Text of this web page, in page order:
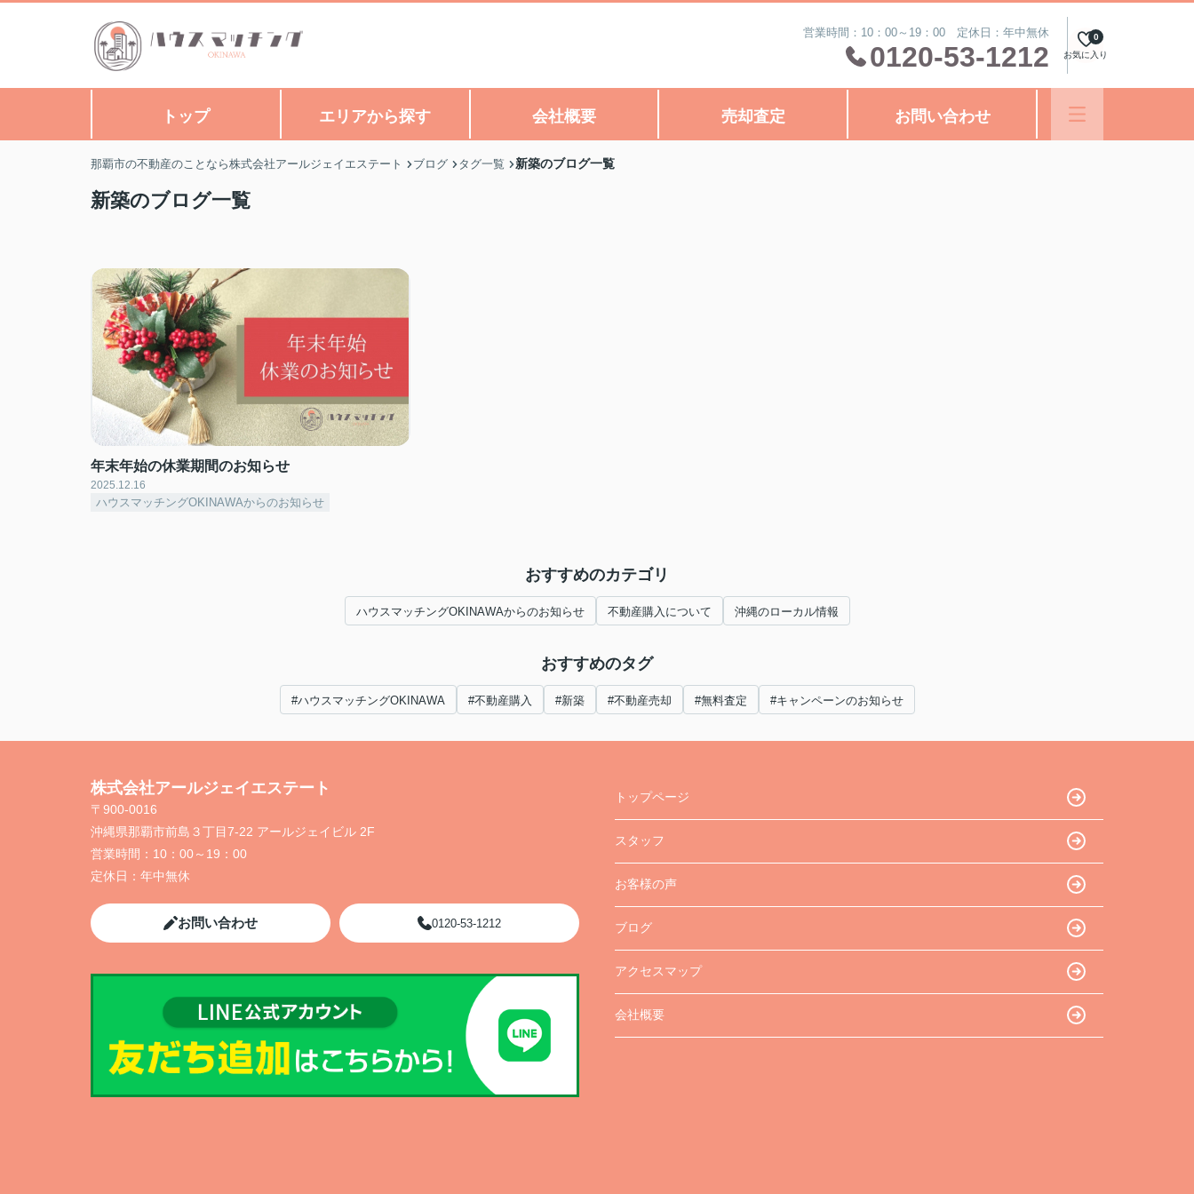
営業時間：10：00～19：00 定休日：年中無休
0120-53-1212 お気に入り
0
トップ エリアから探す 会社概要 売却査定 お問い合わせ
那覇市の不動産のことなら株式会社アールジェイエステート ブログ タグ一覧 新築のブログ一覧
新築のブログ一覧
年末年始の休業期間のお知らせ
2025.12.16
ハウスマッチングOKINAWAからのお知らせ
おすすめのカテゴリ
ハウスマッチングOKINAWAからのお知らせ 不動産購入について 沖縄のローカル情報
おすすめのタグ
#ハウスマッチングOKINAWA #不動産購入 #新築 #不動産売却 #無料査定 #キャンペーンのお知らせ
株式会社アールジェイエステート
〒900-0016
沖縄県那覇市前島３丁目7-22 アールジェイビル 2F
営業時間： 10：00～19：00
定休日： 年中無休
お問い合わせ 0120-53-1212
トップページ
スタッフ
お客様の声
ブログ
アクセスマップ
会社概要